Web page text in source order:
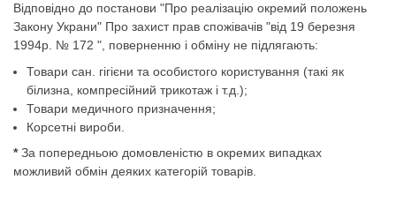
Відповідно до постанови "Про реалiзацiю окремий положень
Закону Украни" Про захист прав спожівачiв "вiд 19 березня
1994р. № 172 ", поверненню і обміну не підлягають:
Товари сан. гігієни та особистого користування (такі як
білизна, компресійний трикотаж і т.д.);
Товари медичного призначення;
Корсетні вироби.
*За попередньою домовленістю в окремих випадках
можливий обмін деяких категорій товарів.